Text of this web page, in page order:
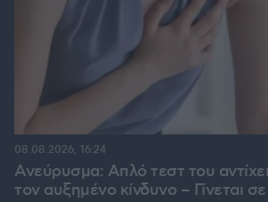
Ανεύρυσμα: Απλό τεστ του
τον αυξημένο κίνδυνο – Γίνεται
08.08.2026, 16:24